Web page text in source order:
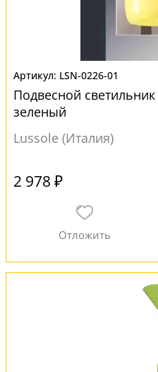
LSN-0226-01
Подвесной
зеленый
Lussole (Италия)
2 978 ₽